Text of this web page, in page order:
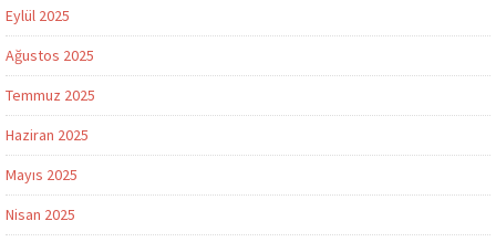
Eylül 2025
Ağustos 2025
Temmuz 2025
Haziran 2025
Mayıs 2025
Nisan 2025